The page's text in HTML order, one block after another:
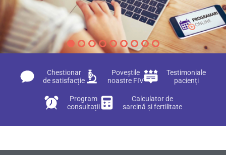
Chestionar
de satisfacție
Poveștile
noastre FIV
Testimoniale
pacienți
Program
consultații
Calculator de
sarcină și fertilitate